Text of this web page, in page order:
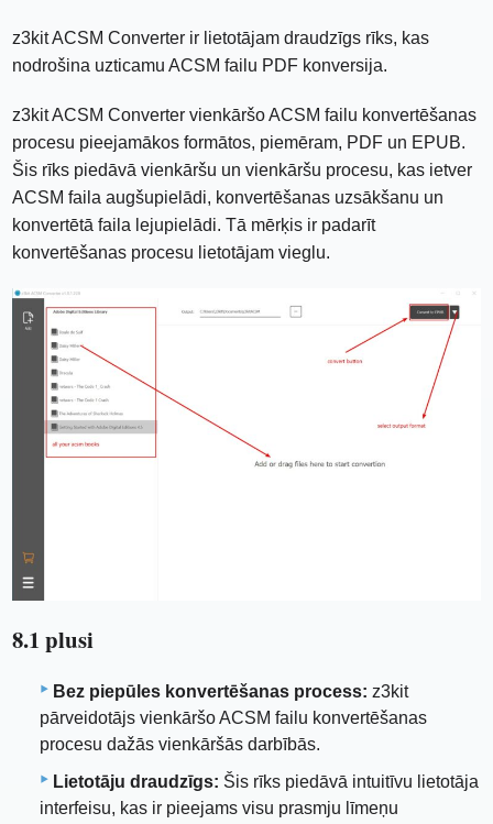
z3kit ACSM Converter ir lietotājam draudzīgs rīks, kas
nodrošina uzticamu ACSM failu PDF konversija.
z3kit ACSM Converter vienkāršo ACSM failu konvertēšanas
procesu pieejamākos formātos, piemēram, PDF un EPUB.
Šis rīks piedāvā vienkāršu un vienkāršu procesu, kas ietver
ACSM faila augšupielādi, konvertēšanas uzsākšanu un
konvertētā faila lejupielādi. Tā mērķis ir padarīt
konvertēšanas procesu lietotājam vieglu.
8.1 plusi
Bez piepūles konvertēšanas process: z3kit
pārveidotājs vienkāršo ACSM failu konvertēšanas
procesu dažās vienkāršās darbībās.
Lietotāju draudzīgs: Šis rīks piedāvā intuitīvu lietotāja
interfeisu, kas ir pieejams visu prasmju līmeņu